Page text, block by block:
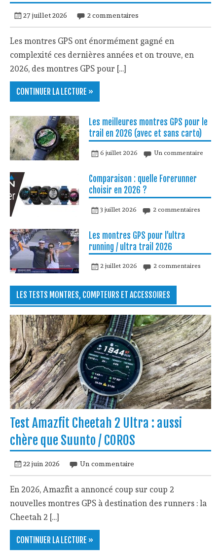
27 juillet 2026 2 commentaires
Les montres GPS ont énormément gagné en
complexité ces dernières années et on trouve, en
2026, des montres GPS pour […]
CONTINUER LA LECTURE »
Les meilleures montres GPS pour le
trail en 2026 (avec et sans carto)
6 juillet 2026 Un commentaire
Comparaison : quelle Forerunner
choisir en 2026 ?
3 juillet 2026 2 commentaires
Les montres GPS pour l’ultra
running / ultra trail 2026
2 juillet 2026 2 commentaires
LES TESTS MONTRES, COMPTEURS ET ACCESSOIRES
Test Amazfit Cheetah 2 Ultra : aussi
chère que Suunto / COROS
22 juin 2026 Un commentaire
En 2026, Amazfit a annoncé coup sur coup 2
nouvelles montres GPS à destination des runners : la
Cheetah 2 […]
CONTINUER LA LECTURE »